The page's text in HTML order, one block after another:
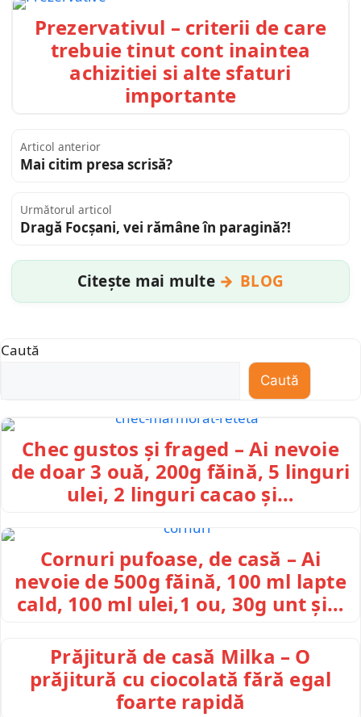
Prezervativul – criterii de care
trebuie tinut cont inaintea
achizitiei si alte sfaturi
importante
Articol anterior
Mai citim presa scrisă?
Următorul articol
Dragă Focşani, vei rămâne în paragină?!
Citește mai multe BLOG
Caută
Caută
Chec gustos și fraged – Ai nevoie
de doar 3 ouă, 200g făină, 5 linguri
ulei, 2 linguri cacao și…
Cornuri pufoase, de casă – Ai
nevoie de 500g făină, 100 ml lapte
cald, 100 ml ulei,1 ou, 30g unt și…
Prăjitură de casă Milka – O
prăjitură cu ciocolată fără egal
foarte rapidă